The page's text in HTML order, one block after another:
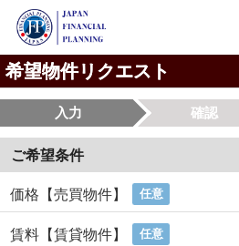
希望物件リクエスト
入力 確認
ご希望条件
価格【売買物件】 任意
賃料【賃貸物件】 任意